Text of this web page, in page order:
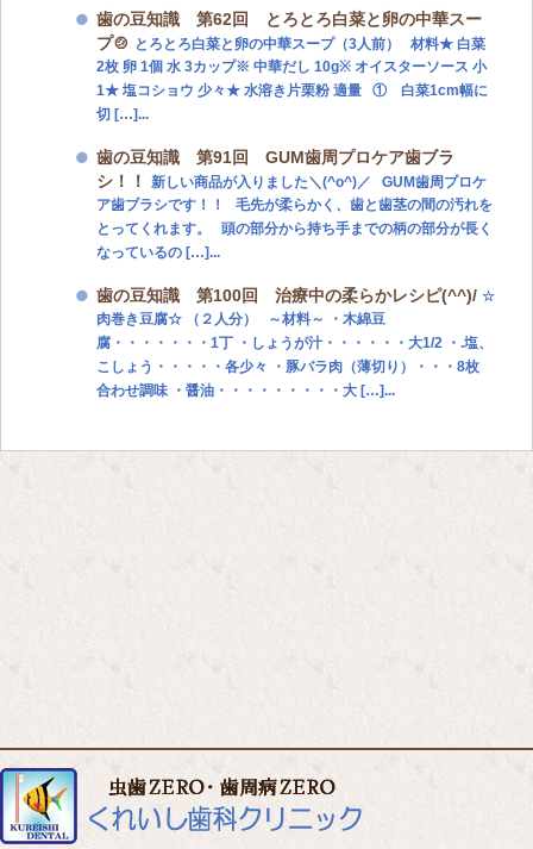
歯の豆知識 第62回 とろとろ白菜と卵の中華スー
プ🍲
とろとろ白菜と卵の中華スープ（3人前） 材料★ 白菜
2枚 卵 1個 水 3カップ※ 中華だし 10g※ オイスターソース 小
1★ 塩コショウ 少々★ 水溶き片栗粉 適量 ① 白菜1cm幅に
切 […]...
歯の豆知識 第91回 GUM歯周プロケア歯ブラ
シ！！
新しい商品が入りました＼(^o^)／ GUM歯周プロケ
ア歯ブラシです！！ 毛先が柔らかく、歯と歯茎の間の汚れを
とってくれます。 頭の部分から持ち手までの柄の部分が長く
なっているの […]...
歯の豆知識 第100回 治療中の柔らかレシピ(^^)/ ☆
肉巻き豆腐☆ （２人分） ～材料～ ・木綿豆
腐・・・・・・・1丁 ・しょうが汁・・・・・・大1/2 ・.塩、
こしょう・・・・・各少々 ・豚バラ肉（薄切り）・・・8枚
合わせ調味 ・醤油・・・・・・・・・大 […]...